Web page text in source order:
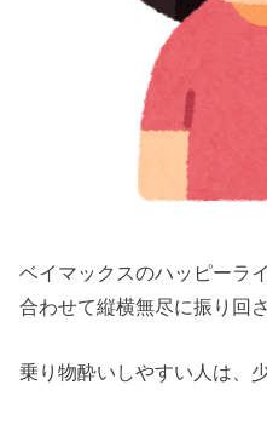
ベイマックスのハッピーラ
合わせて縦横無尽に振り回
乗り物酔いしやすい人は、